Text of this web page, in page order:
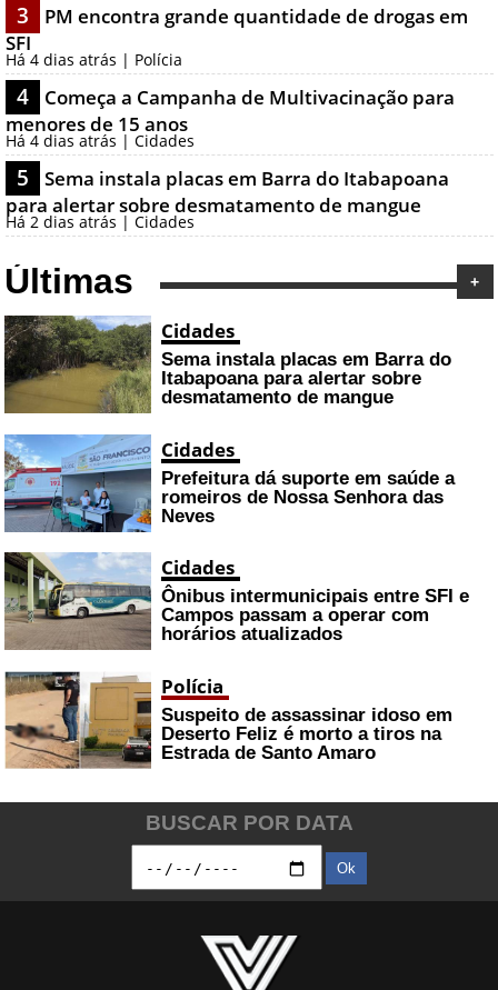
3
PM encontra grande quantidade de drogas em
SFI
Há 4 dias atrás | Polícia
4
Começa a Campanha de Multivacinação para
menores de 15 anos
Há 4 dias atrás | Cidades
5
Sema instala placas em Barra do Itabapoana
para alertar sobre desmatamento de mangue
Há 2 dias atrás | Cidades
Últimas +
Cidades
Sema instala placas em Barra do
Itabapoana para alertar sobre
desmatamento de mangue
Cidades
Prefeitura dá suporte em saúde a
romeiros de Nossa Senhora das
Neves
Cidades
Ônibus intermunicipais entre SFI e
Campos passam a operar com
horários atualizados
Polícia
Suspeito de assassinar idoso em
Deserto Feliz é morto a tiros na
Estrada de Santo Amaro
BUSCAR POR DATA
Ok